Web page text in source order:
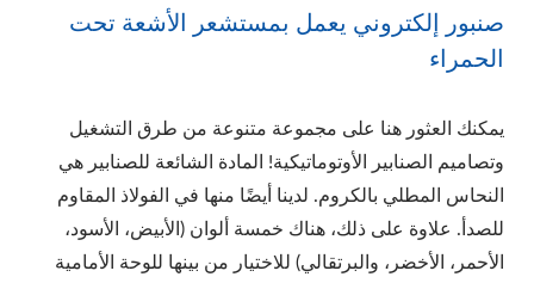
صنبور إلكتروني يعمل بمستشعر الأشعة تحت
الحمراء
يمكنك العثور هنا على مجموعة متنوعة من طرق التشغيل
وتصاميم الصنابير الأوتوماتيكية! المادة الشائعة للصنابير هي
النحاس المطلي بالكروم. لدينا أيضًا منها في الفولاذ المقاوم
للصدأ. علاوة على ذلك، هناك خمسة ألوان (الأبيض، الأسود،
الأحمر، الأخضر، والبرتقالي) للاختيار من بينها للوحة الأمامية